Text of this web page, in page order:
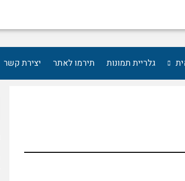
גלריית תמונות תירמו לאתר יצירת קשר